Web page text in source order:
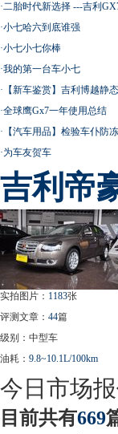
·二胎时代新选择 ---吉利
·小七哈六到底谁强
·小七小七你棒
·我的第一台车小七
· 【新车鉴赏】吉利博越静
·全球鹰Gx7一年使用总结
· 【汽车用品】检验车仆防
·为车友贺车
吉利帝
实拍图片： 1183张
评测文章： 44篇
级别：中型车
油耗： 9.8~10.1L/100km
今日市场报
目前共有669